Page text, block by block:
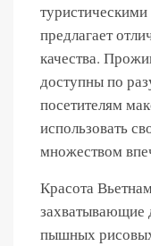
предлагает
качества.
доступны по
посетителям
использовать
множеством
Красота
захватывающие
пышных